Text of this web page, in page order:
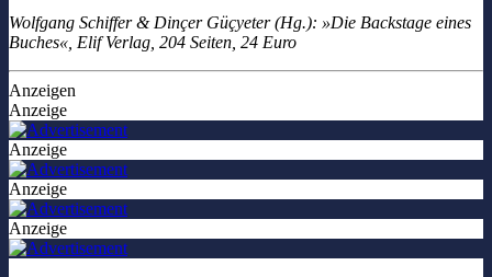
Wolfgang Schiffer & Dinçer Güçyeter (Hg.): »Die Backstage eines
Buches«, Elif Verlag, 204 Seiten, 24 Euro
Anzeigen
Anzeige
Anzeige
Anzeige
Anzeige